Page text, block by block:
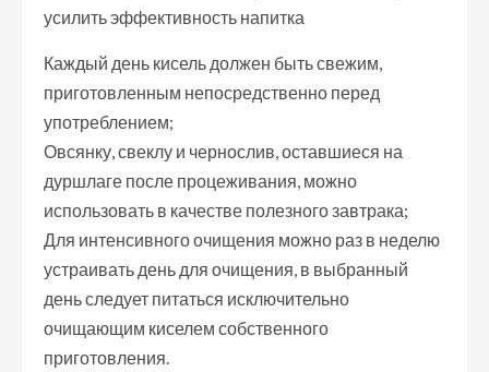
усилить эффективность напитка
Каждый день кисель должен быть свежим,
приготовленным непосредственно перед
употреблением;
Овсянку, свеклу и чернослив, оставшиеся на
дуршлаге после процеживания, можно
использовать в качестве полезного завтрака;
Для интенсивного очищения можно раз в неделю
устраивать день для очищения, в выбранный
день следует питаться исключительно
очищающим киселем собственного
приготовления.